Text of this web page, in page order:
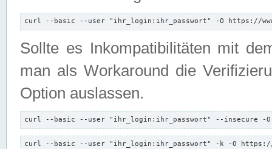
curl --basic --user "ihr_login:ihr_passwort" -O https://
Sollte es Inkompatibilitäten mit
man als Workaround die
Option auslassen.
curl --basic --user "ihr_login:ihr_passwort" --insecure -
curl --basic --user "ihr_login:ihr_passwort" -k -O https://